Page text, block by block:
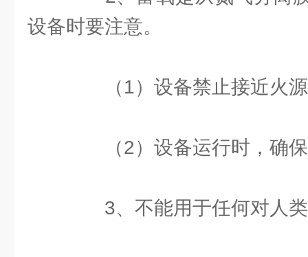
设备时要注意。
（1）设备禁止接近火源
（2）设备运行时，确保
3、不能用于任何对人类